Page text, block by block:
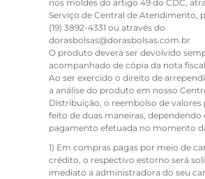
nos moldes do artigo 49 do CDC,
Serviço de Central de Atendimento,
(19) 3892-4331 ou através do
dorasbolsas@dorasbolsas.com.br
O produto deverá ser devolvido
acompanhado de cópia da nota
Ao ser exercido o direito de
a análise do produto em nosso
Distribuição, o reembolso de valores
feito de duas maneiras, dependendo
pagamento efetuada no momento
1) Em compras pagas por meio de
crédito, o respectivo estorno será
imediato a administradora do seu